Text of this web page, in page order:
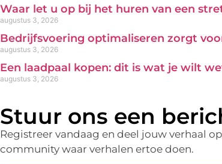
Waar let u op bij het huren van een
augustus 3, 2026
Bedrijfsvoering optimaliseren zorgt
augustus 3, 2026
Een laadpaal kopen: dit is wat je wilt
augustus 3, 2026
Stuur ons een
Registreer vandaag en deel jouw verhaal
community waar verhalen ertoe doen.